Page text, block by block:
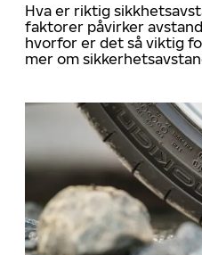
Hva er riktig
faktorer påvirker
hvorfor er det så viktig
mer om